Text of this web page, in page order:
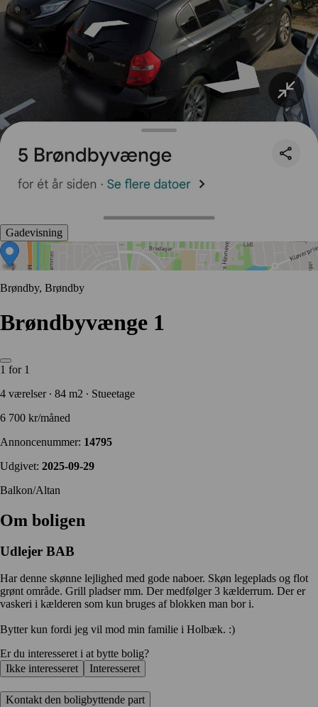
Gadevisning
Brøndby, Brøndby
Brøndbyvænge 1
1 for 1
4 værelser ∙ 84 m2 ∙ Stueetage
6 700 kr/måned
Annoncenummer: 14795
Udgivet: 2025-09-29
Balkon/Altan
Om boligen
Udlejer BAB
Har denne skønne lejlighed med gode naboer. Skøn legeplads og flot
grønt område. Grill pladser mm. Der medfølger 3 kælderrum. Der er
vaskeri i kælderen som kun bruges af blokken man bor i.
Bytter kun fordi jeg vil mod min familie i Holbæk. :)
Er du interesseret i at bytte bolig?
Ikke interesseret
Interesseret
Kontakt den boligbyttende part